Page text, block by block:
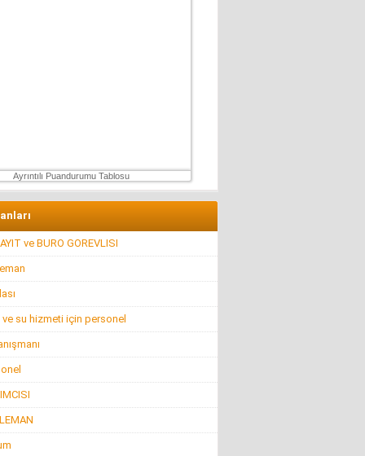
Ayrıntılı Puandurumu Tablosu
ve BURO GOREVLISI
su hizmeti için personel